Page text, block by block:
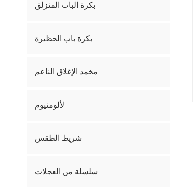
بكرة الباب المنزلق
بكرة باب الحظيرة
مخمد الإغلاق الناعم
الألومنيوم
شريط الطقس
سلسلة من العجلات